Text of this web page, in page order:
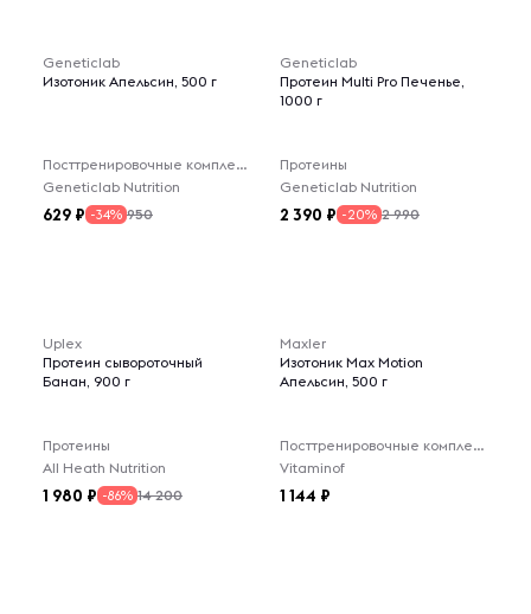
Geneticlab
Изотоник Апельсин, 500 г
Посттренировочные комплексы
Geneticlab Nutrition
629 -34% 950
Geneticlab
Протеин Multi Pro Печенье,
1000 г
Протеины
Geneticlab Nutrition
2 390 -20% 2 990
Uplex
Протеин сывороточный
Банан, 900 г
Протеины
All Heath Nutrition
1 980 -86% 14 200
Maxler
Изотоник Max Motion
Апельсин, 500 г
Посттренировочные комплексы
Vitaminof
1 144